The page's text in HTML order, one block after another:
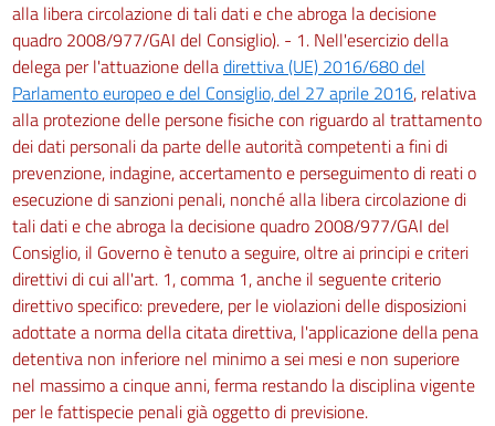
alla libera circolazione di tali dati e che abroga la decisione
quadro 2008/977/GAI del Consiglio). - 1. Nell'esercizio della
delega per l'attuazione delladirettiva (UE) 2016/680 del
Parlamento europeo e del Consiglio, del 27 aprile 2016, relativa
alla protezione delle persone fisiche con riguardo al trattamento
dei dati personali da parte delle autorità competenti a fini di
prevenzione, indagine, accertamento e perseguimento di reati o
esecuzione di sanzioni penali, nonché alla libera circolazione di
tali dati e che abroga la decisione quadro 2008/977/GAI del
Consiglio, il Governo è tenuto a seguire, oltre ai principi e criteri
direttivi di cui all'art. 1, comma 1, anche il seguente criterio
direttivo specifico: prevedere, per le violazioni delle disposizioni
adottate a norma della citata direttiva, l'applicazione della pena
detentiva non inferiore nel minimo a sei mesi e non superiore
nel massimo a cinque anni, ferma restando la disciplina vigente
per le fattispecie penali già oggetto di previsione.